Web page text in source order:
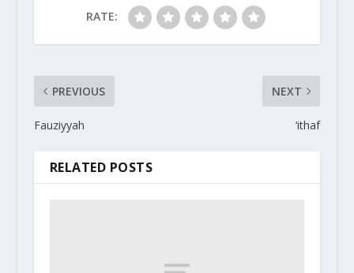
RATE:
PREVIOUS
Fauziyyah
NEXT
‘ithaf
RELATED POSTS